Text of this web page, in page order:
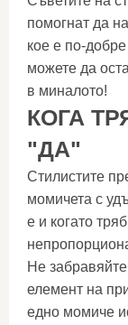
помогнат да
кое е по-
можете да
в миналото!
КОГА
"ДА"
Стилистите
момичета с
е и когато
Не
елемент на
едно момиче